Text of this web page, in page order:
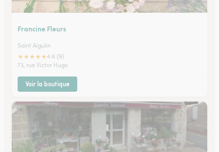
Francine Fleurs
Saint Aigulin
★★★★★4.6 (9)
73, rue Victor Hugo
Voir la boutique